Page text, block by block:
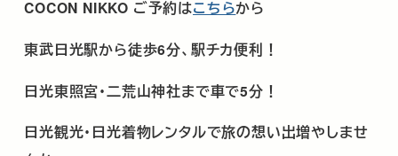
COCON NIKKO ご予約はこちらから
東武日光駅から徒歩6分、駅チカ便利！
日光東照宮･二荒山神社まで車で5分！
日光観光･日光着物レンタルで旅の想い出増やしませ